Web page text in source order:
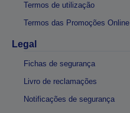
Termos de utilização
Termos das Promoções Online
Legal
Fichas de segurança
Livro de reclamações
Notificações de segurança